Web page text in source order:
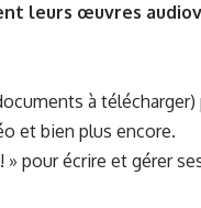
leurs œuvres
à télécharger)
et bien plus encore.
pour écrire et gérer